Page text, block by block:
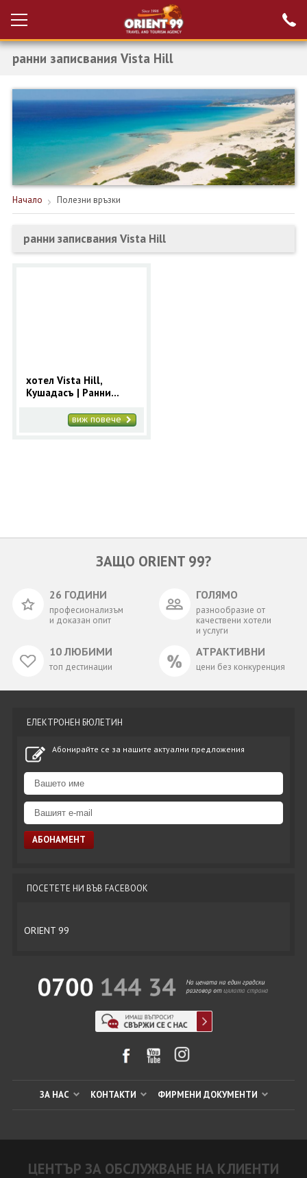
Вход за агенти
РАННИ ЗАПИСВАНИЯ ТУРЦИЯ
НОВА ГОДИНА ТУРЦИЯ
НОВА ГОДИНА
ПОЧИВКИ
КРУИЗИ
ЕКЗОТИКА
0700 144 34
ранни записвания Vista Hill
Начало Полезни връзки
ранни записвания Vista Hill
хотел Vista Hill,
Кушадасъ | Ранни
Кушадасъ с 9 нощувки
виж повече
ЗАЩО ORIENT 99?
26 ГОДИНИ
професионализъм
и доказан опит
ГОЛЯМО
разнообразие от
качествени хотели
и услуги
10 ЛЮБИМИ
топ дестинации
АТРАКТИВНИ
цени без конкуренция
ЕЛЕКТРОНЕН БЮЛЕТИН
Абонирайте се за нашите актуални предложения
ПОСЕТЕТЕ НИ ВЪВ FACEBOOK
ORIENT 99
ЗА НАС КОНТАКТИ ФИРМЕНИ ДОКУМЕНТИ
ЦЕНТЪР ЗА ОБСЛУЖВАНЕ НА КЛИЕНТИ